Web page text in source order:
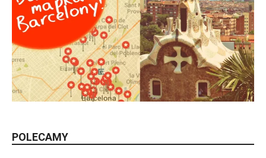
POLECAMY